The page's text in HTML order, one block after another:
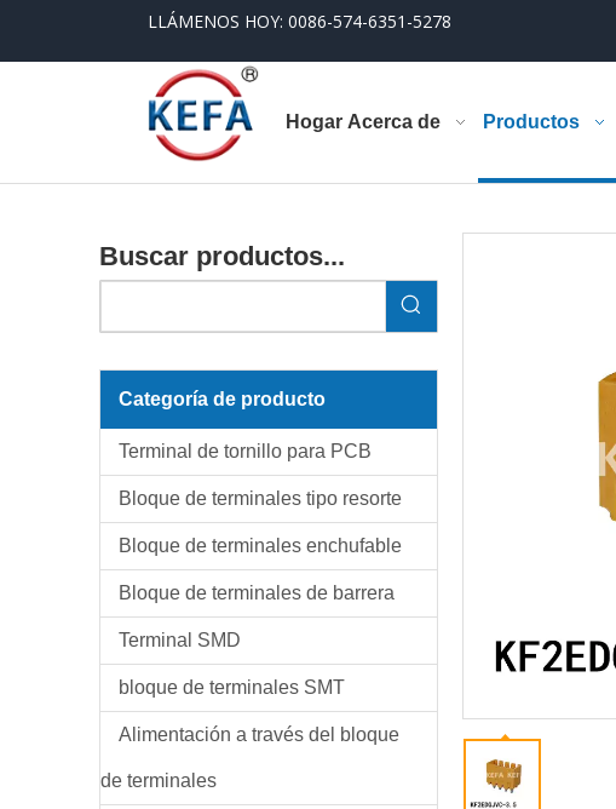
LLÁMENOS HOY: 0086-574-6351-5278
Hogar Acerca de Productos
Buscar productos...
Categoría de producto
Terminal de tornillo para PCB
Bloque de terminales tipo resorte
Bloque de terminales enchufable
Bloque de terminales de barrera
Terminal SMD
bloque de terminales SMT
Alimentación a través del bloque
de terminales